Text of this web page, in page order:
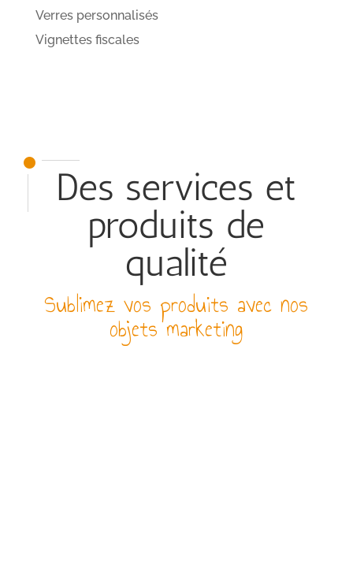
Verres personnalisés
Vignettes fiscales
Des services et
produits de
qualité
Sublimez vos produits avec nos
objets marketing